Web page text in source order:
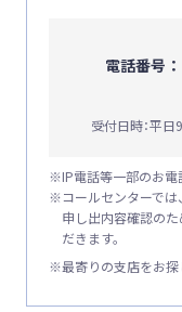
電話番号：
受付日時：平日
※IP電話等一部のお電
※コールセンターで
申し出内容確認の
だきます。
※最寄りの支店をお探